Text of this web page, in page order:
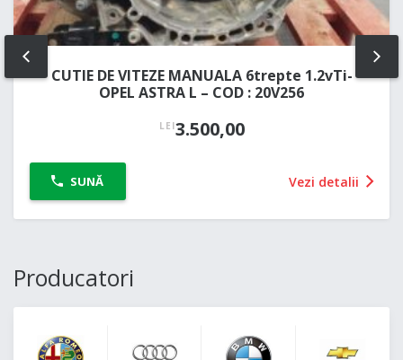
CUTIE DE VITEZE MANUALA 6trepte 1.2vTi-
OPEL ASTRA L – COD : 20V256
LEI3.500,00
SUNĂ Vezi detalii
PREV
Producatori